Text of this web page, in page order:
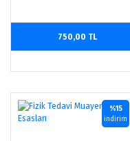
750,00 TL
%15
indirim